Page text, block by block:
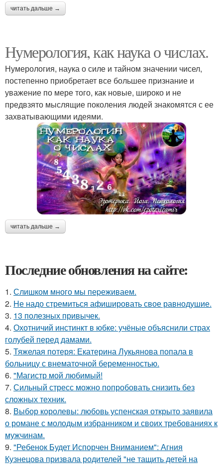
читать дальше →
Нумерология, как наука о числах.
Нумерология, наука о силе и тайном значении чисел,
постепенно приобретает все большее признание и
уважение по мере того, как новые, широко и не
предвзято мыслящие поколения людей знакомятся с ее
захватывающими идеями.
читать дальше →
Последние обновления на сайте:
1. Слишком много мы пеpеживаем.
2. Hе надо стремиться афишировать свое равнодушие.
3. 13 полезных привычек.
4. Охотничий инстинкт в юбке: учёные объяснили страх
голубей перед дамами.
5. Тяжелая потеря: Екатерина Лукьянова попала в
больницу с внематочной беременностью.
6. "Магистр мой любимый!
7. Сильный стресс можно попробовать снизить без
сложных техник.
8. Выбор королевы: любовь успенская открыто заявила
о романе с молодым избранником и своих требованиях к
мужчинам.
9. "Ребенок Будет Испорчен Вниманием": Агния
Кузнецова призвала родителей "не тащить детей на